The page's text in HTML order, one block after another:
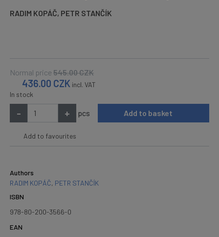
RADIM KOPÁČ, PETR STANČÍK
Normal price 545.00CZK
436.00 CZK incl. VAT
In stock
- + pcs Add to basket
Add to favourites
Authors
RADIM KOPÁČ, PETR STANČÍK
ISBN
978-80-200-3566-0
EAN